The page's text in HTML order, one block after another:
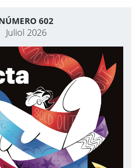
602
Juliol 2026